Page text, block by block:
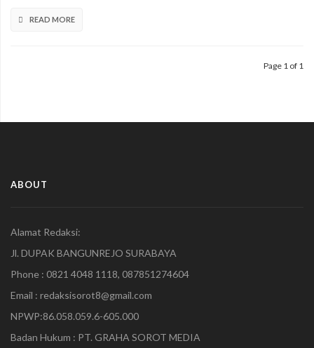
Cuman
READ MORE
Page 1 of 1
ABOUT
Alamat Redaksi:
Jl. DUPAK BANGUNREJO SURABAYA
Phone : 0821 4048 1118, 087851274604
Email : redaksisorot8@gmail.com
NPWP:86.058.059.6-605.000
Badan Hukum : PT. GRAHA SOROT MEDIA